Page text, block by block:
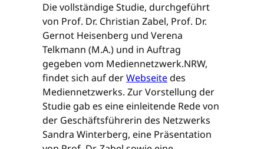
Die vollständige Studie, durchgeführt
von Prof. Dr. Christian Zabel, Prof. Dr.
Gernot Heisenberg und Verena
Telkmann (M.A.) und in Auftrag
gegeben vom Mediennetzwerk.NRW,
findet sich auf derWebseitedes
Mediennetzwerks. Zur Vorstellung der
Studie gab es eine einleitende Rede von
der Geschäftsführerin des Netzwerks
Sandra Winterberg, eine Präsentation